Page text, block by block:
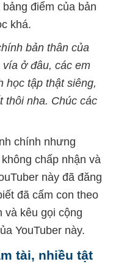
điểm của bản
khá.
bản thân của
ở đâu, các em
học tập thật siêng,
thôi nha. Chúc các
chính nhưng
chấp nhận và
này đã đăng
đã cấm con theo
và kêu gọi cộng
YouTuber này.
tài, nhiều tật